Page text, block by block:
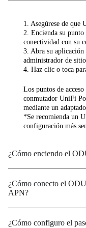
Fuerza
Aporte
Alimentación a
≤ 15 W
Mecánico
Instalación
Peso
1. Asegúrese de que
2. Encienda su punto
conectividad con su
3. Abra su
administrador de
4. Haz clic o toca
Los puntos de
conmutador UniFi
mediante un
*Se recomienda un
configuración más
¿Cómo enciendo el
¿Cómo conecto el
APN?
¿Cómo configuro el